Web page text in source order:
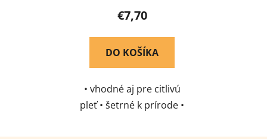
€7,70
DO KOŠÍKA
• vhodné aj pre citlivú
pleť • šetrné k prírode •